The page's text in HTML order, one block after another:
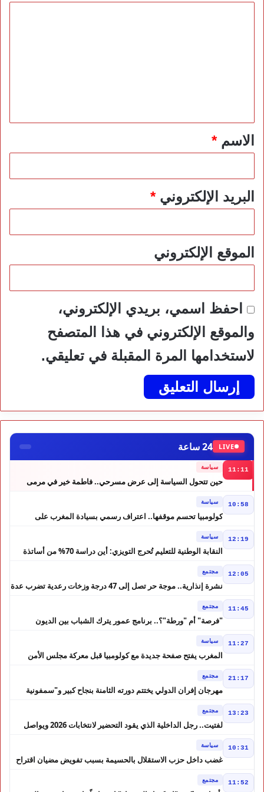
*الاسم*
البريد الإلكتروني*
الموقع الإلكتروني
احفظ اسمي، بريدي الإلكتروني،
والموقع الإلكتروني في هذا المتصفح
لاستخدامها المرة المقبلة في تعليقي.
LIVE 24 ساعة
11:11 سياسة
حين تتحول السياسة إلى عرض مسرحي.. فاطمة خير في مرمى
10:58 سياسة
كولومبيا تحسم موقفها.. اعتراف رسمي بسيادة المغرب على
12:19 سياسة
النقابة الوطنية للتعليم تُحرج التويزي: أين دراسة 70% من أساتذة
12:05 مجتمع
نشرة إنذارية.. موجة حر تصل إلى 47 درجة وزخات رعدية تضرب عدة
11:45 مجتمع
"فرصة" أم "ورطة"؟.. برنامج عمور يترك الشباب بين الديون
11:27 سياسة
المغرب يفتح صفحة جديدة مع كولومبيا قبل معركة مجلس الأمن
21:17 مجتمع
مهرجان إفران الدولي يختتم دورته الثامنة بنجاح كبير و"سمفونية
13:23 مجتمع
لفتيت.. رجل الداخلية الذي يقود التحضير لانتخابات 2026 ويواصل
10:31 سياسة
غضب داخل حزب الاستقلال بالحسيمة بسبب تفويض مضيان اقتراح
11:52 مجتمع